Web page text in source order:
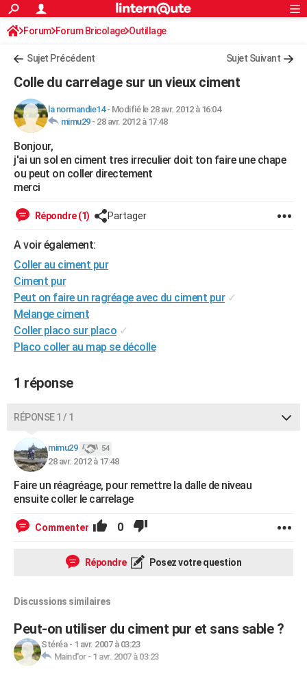
ACTUALITÉS
Politique
Société
Faits Divers
Education
Monde
Villes
+
FINANCE
Retraite
Impôts
Epargne
Immobilier
Risques naturels par ville
Banque
Assurance
Crédit
AUTO
Essais
Réserver un essai
Citadines
Berlines
SUV
Forum auto
+HIGH-TECH
Mobiles
Meilleur smartphone
Internet
Ordinateurs
Jeux vidéo
Guide high-tech
+BRICOLAGE
Forum
Aménagement intérieur
Extérieur
Cuisine
Salle de bains
Jardinage
Rangement
WEEK-END
LIFESTYLE
Art de vivre
Bien-être
Loisirs
Mode
Modes de vie
SANTE
Alimentation
Guide de la santé
Maladies
Médicaments
Sommeil
VOYAGE
Destinations
City break
Voyage nature
Voyage de noces
Forum
Climat
+PHOTO
GUIDES D'ACHAT
BONS PLANS
Dictionnaire
Biographies
Citations
Expressions
Proverbes
PROGRAMME TV
COPAINS D'AVANT
AVIS DE DÉCÈS
S'inscrire
Connexion
Forum Forum Bricolage Outillage
Sujet Précédent Sujet Suivant
Colle du carrelage sur un vieux ciment
la normandie14- Modifié le 28 avr. 2012 à 16:04
mimu29- 28 avr. 2012 à 17:48
Bonjour,
j'ai un sol en ciment tres irreculier doit ton faire une chape
ou peut on coller directement
merci
Répondre (1) Partager
A voir également:
Coller au ciment pur
Ciment pur
Peut on faire un ragréage avec du ciment pur ✓
Melange ciment
Coller placo sur placo ✓
Placo coller au map se décolle
1 réponse
RÉPONSE 1 / 1
mimu29 54
28 avr. 2012 à 17:48
Faire un réagréage, pour remettre la dalle de niveau
ensuite coller le carrelage
Commenter 0
Répondre Posez votre question
Discussions similaires
Peut-on utiliser du ciment pur et sans sable ?
Stéréa- 1 avr. 2007 à 03:23
Maind'or- 1 avr. 2007 à 03:23